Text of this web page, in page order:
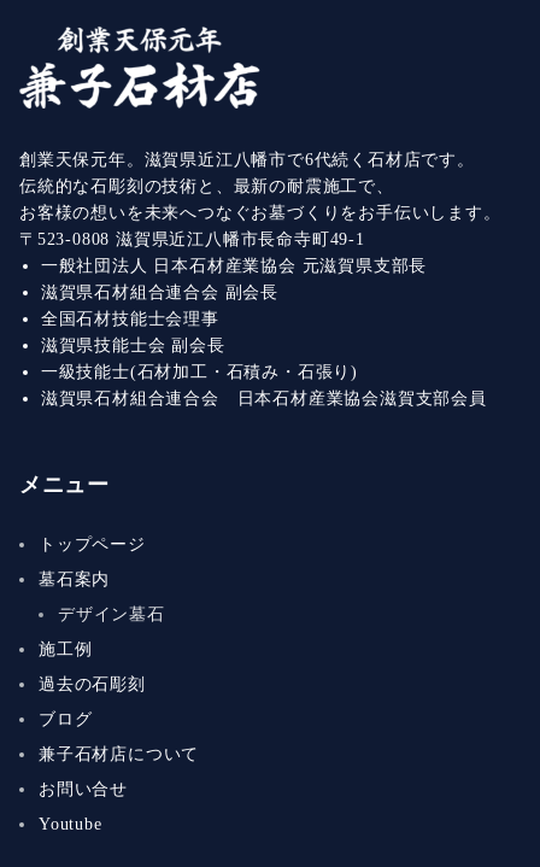
創業天保元年。滋賀県近江八幡市で6代続く石材店です。
伝統的な石彫刻の技術と、最新の耐震施工で、
お客様の想いを未来へつなぐお墓づくりをお手伝いします。
〒523-0808 滋賀県近江八幡市長命寺町49-1
一般社団法人 日本石材産業協会 元滋賀県支部長
滋賀県石材組合連合会 副会長
全国石材技能士会理事
滋賀県技能士会 副会長
一級技能士(石材加工・石積み・石張り)
滋賀県石材組合連合会 日本石材産業協会滋賀支部会員
メニュー
トップページ
墓石案内
デザイン墓石
施工例
過去の石彫刻
ブログ
兼子石材店について
お問い合せ
Youtube